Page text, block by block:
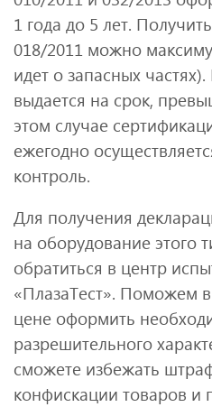
1 года до 5 лет.
018/2011 можно
идет о запасных
выдается на срок,
этом случае
ежегодно
контроль.
Для получения
на оборудование этого
обратиться в центр
«ПлазаТест». Поможем
цене оформить
разрешительного
сможете избежать
конфискации товаров и